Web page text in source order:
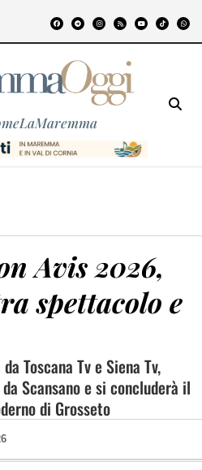
Avis 2026,
spettacolo e
Toscana Tv e Siena Tv,
Scansano e si concluderà il
di Grosseto